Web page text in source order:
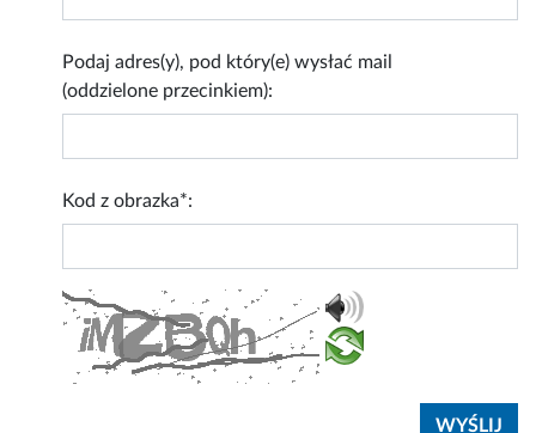
Podaj adres(y), pod który(e) wysłać mail
(oddzielone przecinkiem):
Kod z obrazka*: